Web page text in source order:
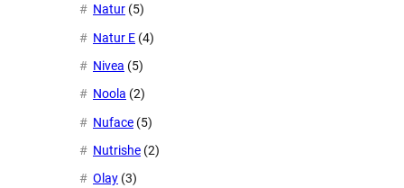
Natur (5)
Natur E (4)
Nivea (5)
Noola (2)
Nuface (5)
Nutrishe (2)
Olay (3)